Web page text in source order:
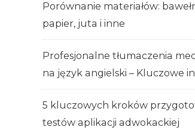
Porównanie materiałów:
papier, juta i inne
Profesjonalne tłumaczenia
na język angielski – Kluczowe
5 kluczowych kroków
testów aplikacji adwokackiej